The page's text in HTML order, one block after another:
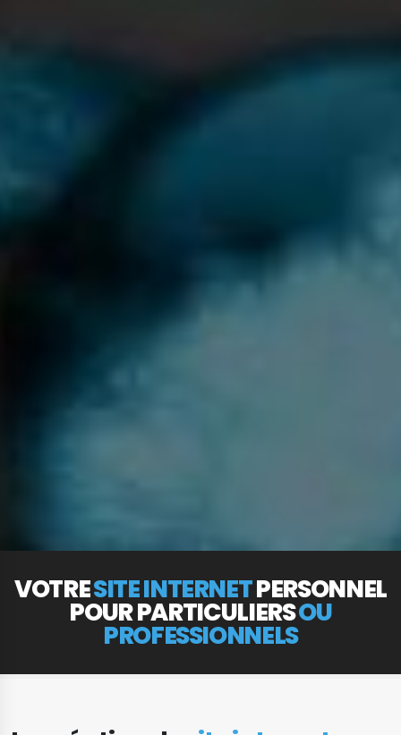
VOTRESITE INTERNETPERSONNEL
POUR PARTICULIERSOU
PROFESSIONNELS